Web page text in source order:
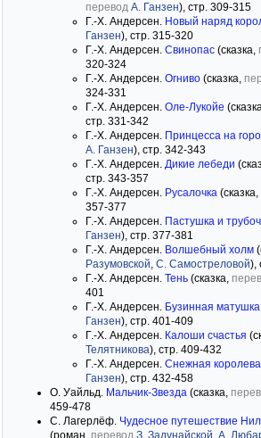
перевод А. Ганзен), стр. 309-315
Г.-Х. Андерсен. Новый наряд
Ганзен), стр. 315-320
Г.-Х. Андерсен. Свинопас (сказка,
320-324
Г.-Х. Андерсен. Огниво (сказка,
324-331
Г.-Х. Андерсен. Оле-Лукойе
стр. 331-342
Г.-Х. Андерсен. Принцесса на
А. Ганзен), стр. 342-343
Г.-Х. Андерсен. Дикие лебеди
стр. 343-357
Г.-Х. Андерсен. Русалочка (сказка,
357-377
Г.-Х. Андерсен. Пастушка и
Ганзен), стр. 377-381
Г.-Х. Андерсен. Волшебный холм
Разумовской, С. Самостреловой),
Г.-Х. Андерсен. Тень (сказка,
401
Г.-Х. Андерсен. Бузинная матушка
Ганзен), стр. 401-409
Г.-Х. Андерсен. Калоши счастья
Телятникова), стр. 409-432
Г.-Х. Андерсен. Снежная королева
Ганзен), стр. 432-458
О. Уайльд. Мальчик-Звезда (сказка,
459-478
С. Лагерлёф. Чудесное путешествие
(роман, перевод З. Задунайской А.